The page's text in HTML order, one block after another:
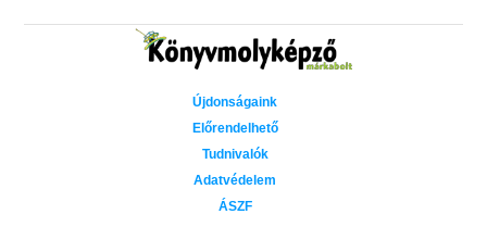
Újdonságaink
Előrendelhető
Tudnivalók
Adatvédelem
ÁSZF